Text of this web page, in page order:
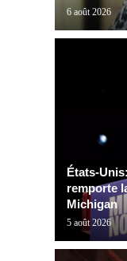
6 août 2026
États-
remporte
Michigan
5 août 2026